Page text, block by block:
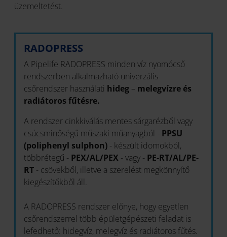
üzemeltetést.
RADOPRESS
A Pipelife RADOPRESS minden víz nyomócső
rendszerben alkalmazható univerzális
csőrendszer használati hideg – melegvízre és
radiátoros fűtésre.
A rendszer cinkkiválás mentes sárgarézből vagy
csúcsminőségű műszaki műanyagból - PPSU
(poliphenyl sulphon) - készült idomokból,
többrétegű - PEX/AL/PEX - vagy - PE-RT/AL/PE-
RT - csövekből, illetve a szerelést megkönnyítő
kiegészítőkből áll.
A RADOPRESS rendszer előnye, hogy egyetlen
csőrendszerrel több épületgépészeti feladat is
lefedhető: hidegvíz, melegvíz és radiátoros fűtés.